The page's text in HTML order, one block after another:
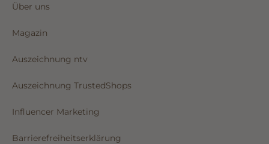
Über uns
Magazin
Auszeichnung ntv
Auszeichnung TrustedShops
Influencer Marketing
Barrierefreiheitserklärung